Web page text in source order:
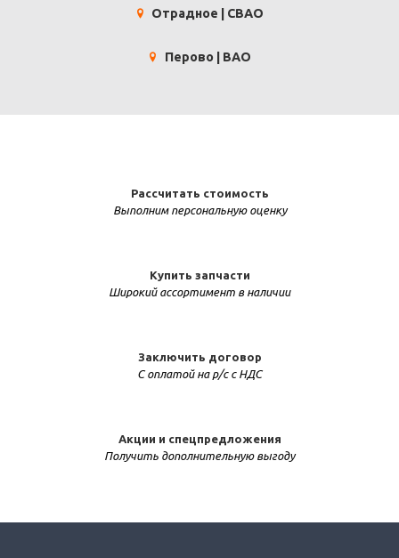
Отрадное | СВАО
Перово | ВАО
Рассчитать стоимость
Выполним персональную оценку
Купить запчасти
Широкий ассортимент в наличии
Заключить договор
С оплатой на р/с с НДС
Акции и спецпредложения
Получить дополнительную выгоду